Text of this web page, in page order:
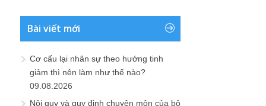
Bài viết mới
Cơ cấu lại nhân sự theo hướng tinh
giảm thì nên làm như thế nào?
09.08.2026
Nội quy và quy định chuyên môn của bộ